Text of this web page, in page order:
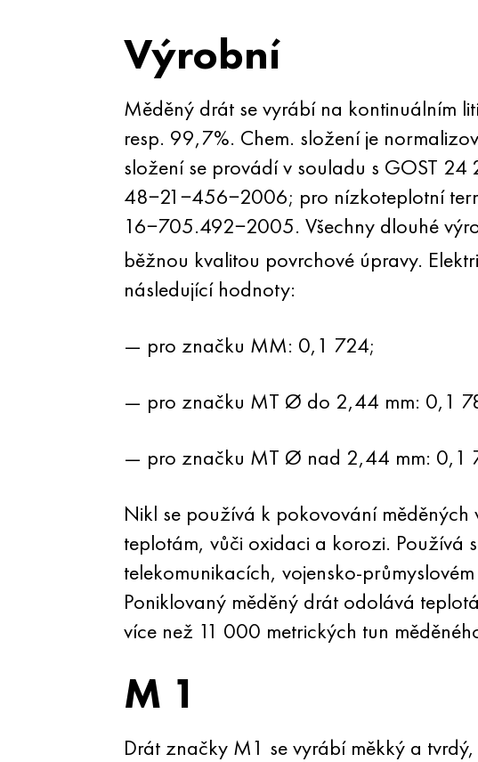
Výrobní
Měděný drát se vyrábí na kontinuálním
resp. 99,7%. Chem. složení je
složení se provádí v souladu s GOST
48−21−456−2006; pro nízkoteplotní
16−705.492−2005. Všechny dlouhé
běžnou kvalitou povrchové úpravy.
následující hodnoty:
— pro značku MM: 0,1 724;
— pro značku MT Ø do 2,44 mm: 0,1
— pro značku MT Ø nad 2,44 mm: 0,1
Nikl se používá k pokovování
teplotám, vůči oxidaci a korozi. Používá
telekomunikacích, vojensko-
Poniklovaný měděný drát odolává
více než 11 000 metrických tun
M 1
Drát značky M1 se vyrábí měkký a